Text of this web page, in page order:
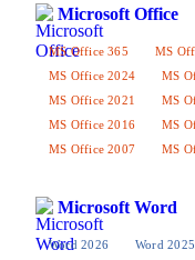
Microsoft Office
MS Office 365 MS
MS Office 2024
MS
MS Office 2021
MS
MS Office 2016
MS
MS Office 2007
MS
Microsoft Word
Word 2026 Word 2025